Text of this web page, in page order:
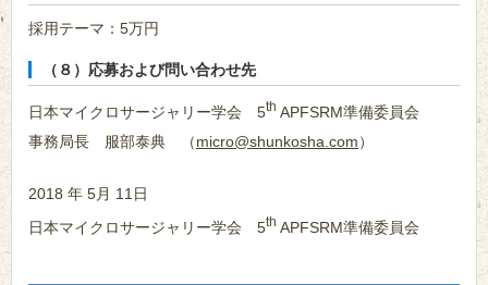
採用テーマ：5万円
（８）応募および問い合わせ先
日本マイクロサージャリー学会 5th APFSRM準備委員会
事務局長 服部泰典 （micro@shunkosha.com）
2018 年 5月 11日
日本マイクロサージャリー学会 5th APFSRM準備委員会